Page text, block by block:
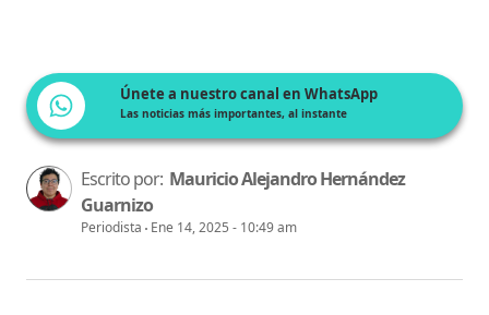
Únete a nuestro canal en WhatsApp
Las noticias más importantes, al instante
Escrito por: Mauricio Alejandro Hernández
Guarnizo
Periodista Ene 14, 2025 - 10:49 am